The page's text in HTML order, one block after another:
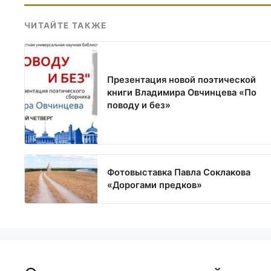
ЧИТАЙТЕ ТАКЖЕ
Презентация новой поэтической
книги Владимира Овчинцева «По
поводу и без»
Фотовыставка Павла Соклакова
«Дорогами предков»